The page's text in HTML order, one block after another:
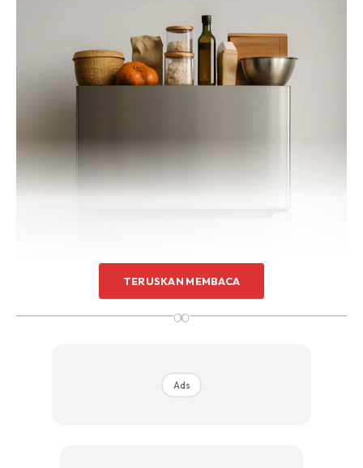
Hub Ideaktiv
Rahsia dari IMPIANA, download sekarang di
TERUSKAN MEMBACA
∞
Ads